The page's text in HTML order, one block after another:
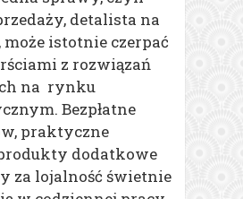
detalista na
istotnie czerpać
z rozwiązań
na rynku
Bezpłatne
praktyczne
dodatkowe
za lojalność świetnie